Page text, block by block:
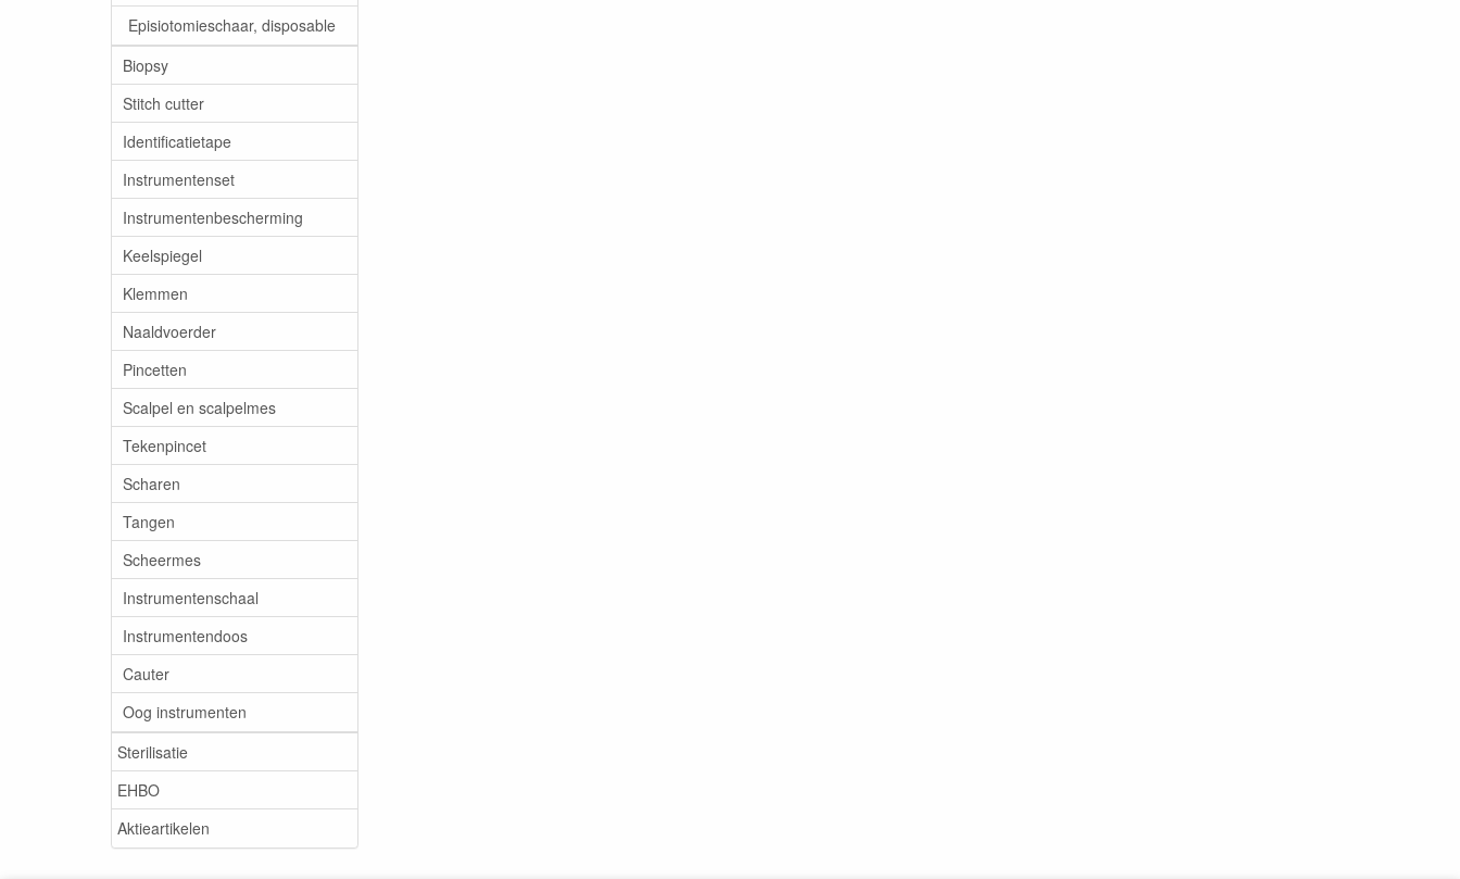
Episiotomieschaar, disposable
Biopsy
Stitch cutter
Identificatietape
Instrumentenset
Instrumentenbescherming
Keelspiegel
Klemmen
Naaldvoerder
Pincetten
Scalpel en scalpelmes
Tekenpincet
Scharen
Tangen
Scheermes
Instrumentenschaal
Instrumentendoos
Cauter
Oog instrumenten
Sterilisatie
EHBO
Aktieartikelen